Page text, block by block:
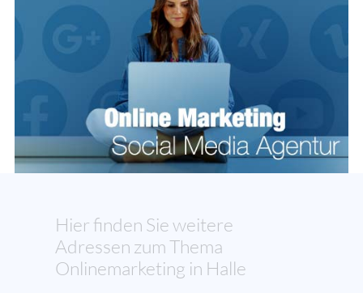
Hier finden Sie weitere
Adressen zum Thema
Onlinemarketing in Halle